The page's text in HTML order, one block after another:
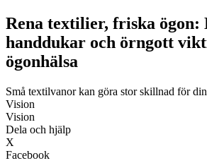
Rena textilier, friska
handdukar och örngott
ögonhälsa
Små textilvanor kan göra stor skillnad för
Vision
Vision
Dela och hjälp
X
Facebook